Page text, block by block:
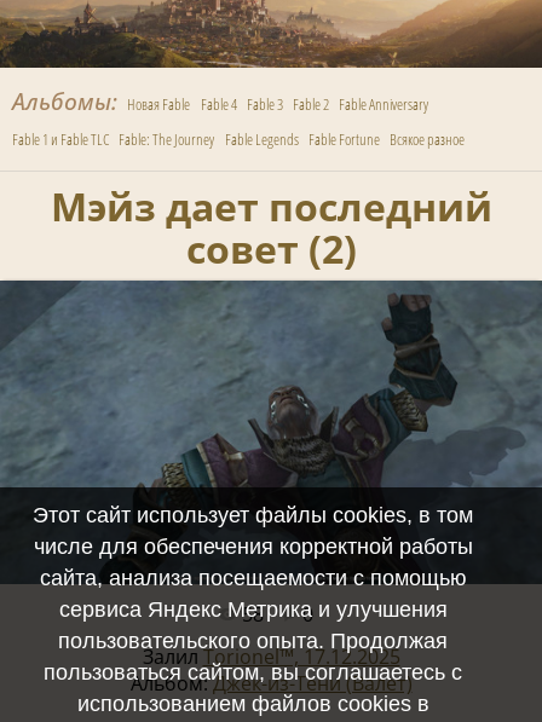
Альбомы Новая Fable Fable 4 Fable 3 Fable 2 Fable Anniversary
Fable 1 и Fable TLC Fable: The Journey Fable Legends Fable Fortune Всякое разное
Мэйз дает последний
совет (2)
Полный размер -1920x1080/ 1513.3Kb
58
0
ЗалилTorionel™, 17.12.2025
Альбом:Джек-из-Тени (Валет)
Этот сайт использует файлы cookies, в том
числе для обеспечения корректной работы
сайта, анализа посещаемости с помощью
сервиса Яндекс Метрика и улучшения
пользовательского опыта. Продолжая
пользоваться сайтом, вы соглашаетесь с
использованием файлов cookies в